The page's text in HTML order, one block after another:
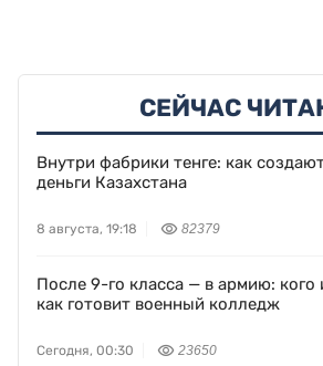
СЕЙЧАС
Внутри фабрики тенге: как
деньги Казахстана
8 августа, 19:18 82379
После 9-го класса — в армию: кого
как готовит военный колледж
Сегодня, 00:30 23650